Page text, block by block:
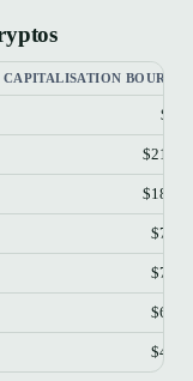
CAPITALISATION